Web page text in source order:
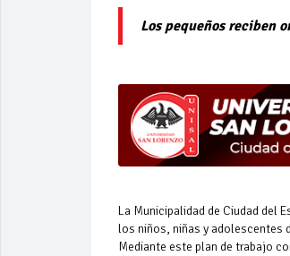
Los pequeños reciben
La Municipalidad de Ciudad del
los niños, niñas y adolescentes
Mediante este plan de trabajo